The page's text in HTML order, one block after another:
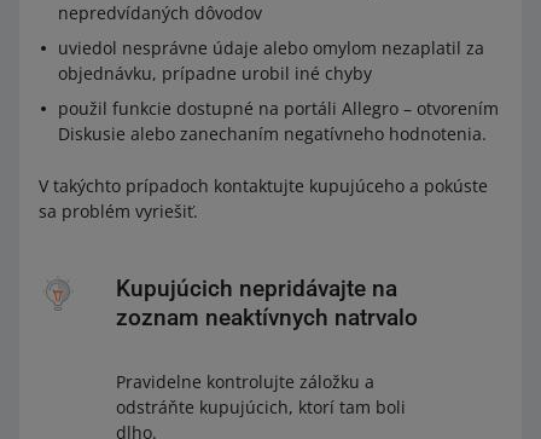
nepredvídaných dôvodov
uviedol nesprávne údaje alebo omylom nezaplatil za
objednávku, prípadne urobil iné chyby
použil funkcie dostupné na portáli Allegro – otvorením
Diskusie alebo zanechaním negatívneho hodnotenia.
V takýchto prípadoch kontaktujte kupujúceho a pokúste
sa problém vyriešiť.
Kupujúcich nepridávajte na
zoznam neaktívnych natrvalo
Pravidelne kontrolujte záložku a
odstráňte kupujúcich, ktorí tam boli
dlho.